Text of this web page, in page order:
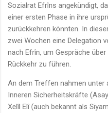
Sozialrat Efrîns angekündigt,
einer ersten Phase in ihre
zurückkehren könnten. In
zwei Wochen eine Delegation
nach Efrîn, um Gespräche
Rückkehr zu führen.
An dem Treffen nahmen unter
Inneren Sicherheitskräfte
Xelîl Elî (auch bekannt als